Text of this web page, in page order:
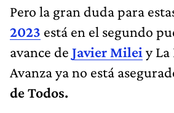
Pero la gran duda para
2023 está en el segundo
avance de Javier Milei y
Avanza ya no está
de Todos.